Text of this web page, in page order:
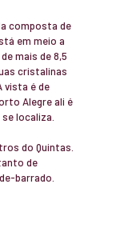
composta de
em meio a
mais de 8,5
cristalinas
vista é de
Alegre ali é
localiza.
do Quintas.
de
barrado.